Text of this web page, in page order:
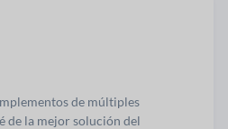
de múltiples
de la mejor solución del